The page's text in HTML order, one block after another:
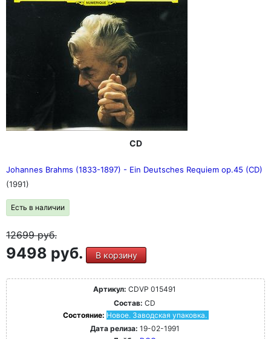
CD
Johannes Brahms (1833-1897) - Ein Deutsches Requiem op.45 (CD)
(1991)
Есть в наличии
12699руб.
9498 руб. В корзину
Артикул: CDVP 015491
Состав: CD
Состояние: Новое. Заводская упаковка.
Дата релиза: 19-02-1991